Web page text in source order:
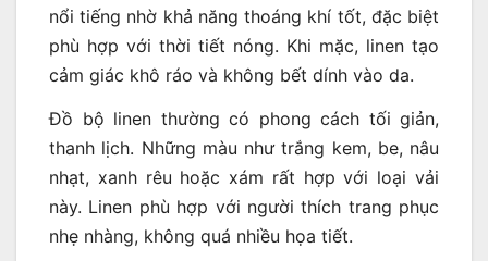
nổi tiếng nhờ khả năng thoáng khí tốt, đặc biệt
phù hợp với thời tiết nóng. Khi mặc, linen tạo
cảm giác khô ráo và không bết dính vào da.
Đồ bộ linen thường có phong cách tối giản,
thanh lịch. Những màu như trắng kem, be, nâu
nhạt, xanh rêu hoặc xám rất hợp với loại vải
này. Linen phù hợp với người thích trang phục
nhẹ nhàng, không quá nhiều họa tiết.